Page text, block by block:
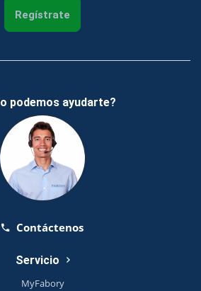
Regístrate
podemos ayudarte?
Contáctenos
Servicio
MyFabory